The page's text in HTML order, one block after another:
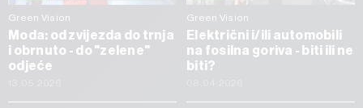
Green Vision
Moda: od zvijezda do trnja
i obrnuto - do "zelene"
odjeće
Green Vision
Električni i/ili automobili
na fosilna goriva - biti ili ne
biti?